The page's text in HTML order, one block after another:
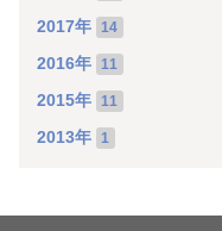
2017年 14
2016年 11
2015年 11
2013年 1